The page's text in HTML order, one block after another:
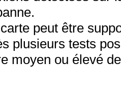
peut être
plusieurs tests
ou élevé